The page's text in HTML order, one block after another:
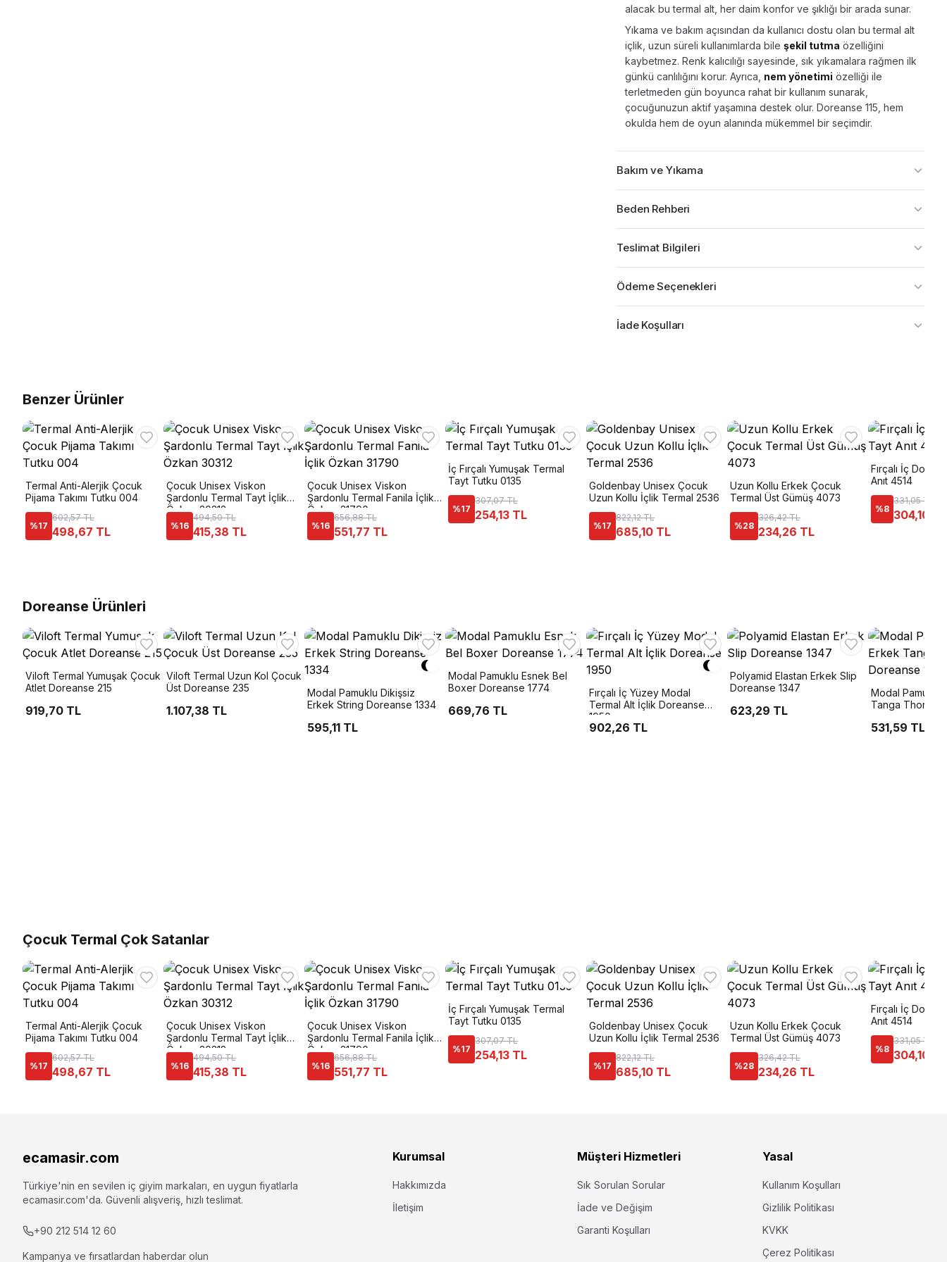
alacak bu termal alt, her daim konfor ve şıklığı bir arada sunar.
Yıkama ve bakım açısından da kullanıcı dostu olan bu termal alt
içlik, uzun süreli kullanımlarda bileşekil tutma özelliğini
kaybetmez. Renk kalıcılığı sayesinde, sık yıkamalara rağmen ilk
günkü canlılığını korur. Ayrıca, nem yönetimi özelliği ile
terletmeden gün boyunca rahat bir kullanım sunarak,
çocuğunuzun aktif yaşamına destek olur. Doreanse 115, hem
okulda hem de oyun alanında mükemmel bir seçimdir.
Bakım ve Yıkama
Beden Rehberi
Teslimat Bilgileri
Ödeme Seçenekleri
İade Koşulları
Benzer Ürünler
Termal Anti-Alerjik Çocuk
Pijama Takımı Tutku 004
%17
602,57 TL
498,67 TL
Çocuk Unisex Viskon
Şardonlu Termal Tayt İçlik
Özkan 30312
%16
494,50 TL
415,38 TL
Çocuk Unisex Viskon
Şardonlu Termal Fanila İçlik
Özkan 31790
%16
656,88 TL
551,77 TL
İç Fırçalı Yumuşak Termal
Tayt Tutku 0135
%17
307,07 TL
254,13 TL
Goldenbay Unisex Çocuk
Uzun Kollu İçlik Termal 2536
%17
822,12 TL
685,10 TL
Uzun Kollu Erkek Çocuk
Termal Üst Gümüş 4073
%28
326,42 TL
234,26 TL
Fırçalı İç
Anıt 4514
%8
331,05 TL
304,10 TL
Doreanse Ürünleri
Viloft Termal Yumuşak Çocuk
Atlet Doreanse 215
919,70 TL
Viloft Termal Uzun Kol Çocuk
Üst Doreanse 235
1.107,38 TL
Modal Pamuklu Dikişsiz
Erkek String Doreanse 1334
595,11 TL
Modal Pamuklu Esnek Bel
Boxer Doreanse 1774
669,76 TL
Fırçalı İç Yüzey Modal
Termal Alt İçlik Doreanse
1950
902,26 TL
Polyamid Elastan Erkek Slip
Doreanse 1347
623,29 TL
Modal Pamuklu
Tanga Thong
531,59 TL
Çocuk Termal Çok Satanlar
Termal Anti-Alerjik Çocuk
Pijama Takımı Tutku 004
%17
602,57 TL
498,67 TL
Çocuk Unisex Viskon
Şardonlu Termal Tayt İçlik
Özkan 30312
%16
494,50 TL
415,38 TL
Çocuk Unisex Viskon
Şardonlu Termal Fanila İçlik
Özkan 31790
%16
656,88 TL
551,77 TL
İç Fırçalı Yumuşak Termal
Tayt Tutku 0135
%17
307,07 TL
254,13 TL
Goldenbay Unisex Çocuk
Uzun Kollu İçlik Termal 2536
%17
822,12 TL
685,10 TL
Uzun Kollu Erkek Çocuk
Termal Üst Gümüş 4073
%28
326,42 TL
234,26 TL
Fırçalı İç
Anıt 4514
%8
331,05 TL
304,10 TL
ecamasir.com
Türkiye'nin en sevilen iç giyim markaları, en uygun fiyatlarla
ecamasir.com'da. Güvenli alışveriş, hızlı teslimat.
+90 212 514 12 60
Kampanya ve fırsatlardan haberdar olun
Kurumsal
Hakkımızda
İletişim
Müşteri Hizmetleri
Sık Sorulan Sorular
İade ve Değişim
Garanti Koşulları
Yasal
Kullanım Koşulları
Gizlilik Politikası
KVKK
Çerez Politikası